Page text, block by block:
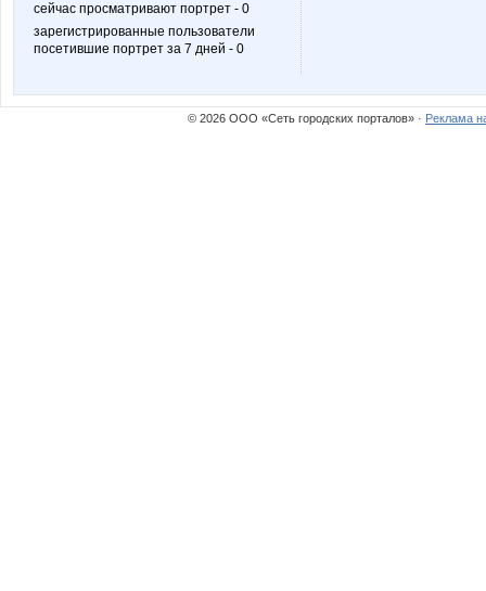
сейчас просматривают портрет - 0
зарегистрированные пользователи
посетившие портрет за 7 дней - 0
© 2026 ООО «Сеть городских порталов» · Реклама